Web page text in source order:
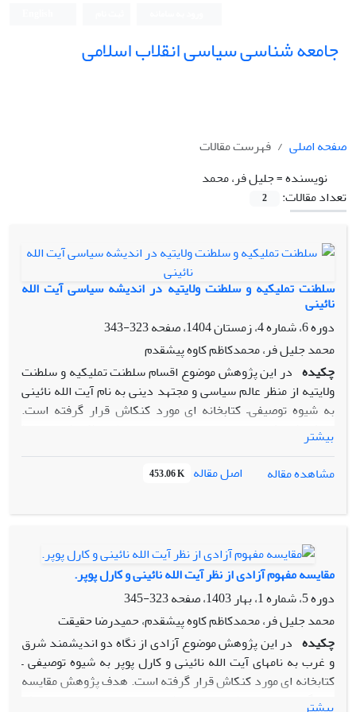
جامعه شناسی سیاسی انقلاب اسلامی
صفحه اصلی
فهرست مقالات
نویسنده =جلیل فر، محمد
تعداد مقالات:
2
سلطنت تملیکیه و سلطنت ولایتیه در اندیشه سیاسی آیت الله
نائینی
دوره 6، شماره 4، زمستان 1404، صفحه
323-343
محمد جلیل فر، محمدکاظم کاوه پیشقدم
چکیده در این پژوهش موضوع اقسام سلطنت تملیکیه و سلطنت
ولایتیه از منظر عالم سیاسی و مجتهد دینی به نام آیت الله نائینی
به شیوه توصیفی– کتابخانه ای مورد کنکاش قرار گرفته است.
هدف پژوهش بررسی و مقایسه دو نوع سلطنت ذکر شده توسط
علامه نائینی اندیشمند و صاحب نظر مسائل سیاسی و اجتماعی و
تبیین آرا وی در دورانی از ستیز سیاسی میان موافقان و مخالفان
حکومت مشروطه ایرانی در چالش با حاکمیت استبداد بوده است.
سلطنت تملیکیه و سلطنت ولایتیه پرداخته بطوریکه اسارت و
بندگی را در سلطنت تملیکیه مورد نکوهش و مشارکت و آزادی
مردم را در سلطنت ولایتیه مورد ستایش قرار می دهد. نائینی
اساس سلطنت تملیکیه را اسارت و تبعیض و پایه این قسم از
سلطنت را مالکیت مطلق سلطان می داند. مملکت مطیع و تسلیم
محض سلطنت و ملت تحت ارادات سلطان است، همه قدرت
اختصاص به شخص سلطان داشته و تمام مسائل اجرایی مملکت به
اراده سلطان مبتنی است. نائینی اساس سلطنت ولایتیه را آزادی و
مساوات دانسته بطوریکه در این قسم از سلطنت، ولایت بر مصالح
بیشتر
مشاهده مقاله
اصل مقاله 453.06 K
مقایسه مفهوم آزادی از نظر آیت الله نائینی و کارل پوپر.
دوره 5، شماره 1، بهار 1403، صفحه
323-345
محمد جلیل فر، محمدکاظم کاوه پیشقدم، حمیدرضا حقیقت
چکیده در این پژوهش موضوع آزادی از نگاه دو اندیشمند شرق
و غرب به نامهای آیت الله نائینی و کارل پوپر به شیوه توصیفی –
کتابخانه ای مورد کنکاش قرار گرفته است. هدف پژوهش مقایسه
دو نگاه متعالی توسط دو صاحب نظر مسائل سیاسی به اصل مبارک
بیشتر